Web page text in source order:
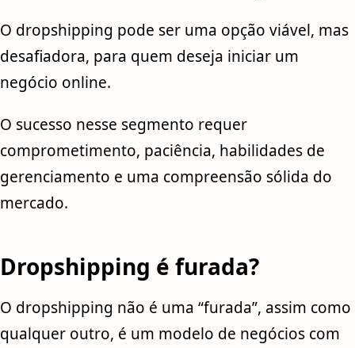
O dropshipping pode ser uma opção viável, mas
desafiadora, para quem deseja iniciar um
negócio online.
O sucesso nesse segmento requer
comprometimento, paciência, habilidades de
gerenciamento e uma compreensão sólida do
mercado.
Dropshipping é furada?
O dropshipping não é uma “furada”, assim como
qualquer outro, é um modelo de negócios com